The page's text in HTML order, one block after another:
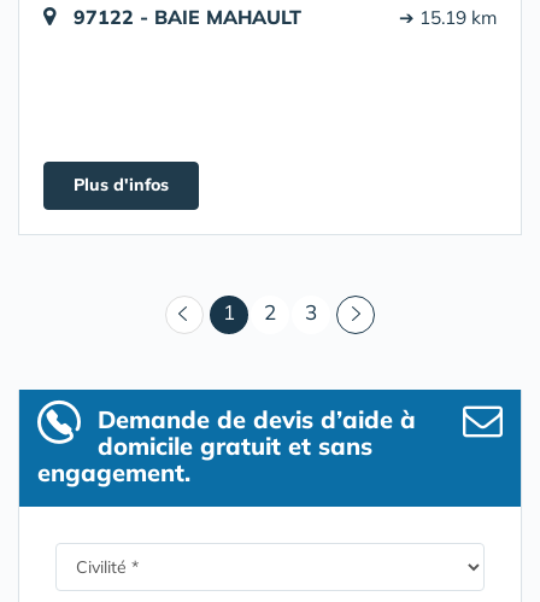
97122 - BAIE MAHAULT ➔ 15.19 km
Plus d'infos
1 (courant)
2 3
Demande de devis d’aide à
domicile gratuit et sans
engagement.